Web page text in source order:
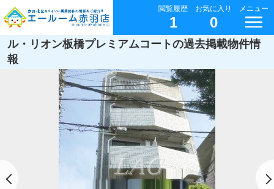
閲覧履歴
1
お気に入り
0
メニュー
ル・リオン板橋プレミアムコートの過去掲載物件情
報